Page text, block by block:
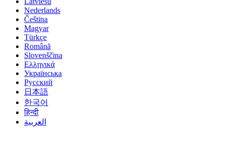
Nederlands
Čeština
Magyar
Türkçe
Română
Slovenščina
Ελληνικά
Українська
Русский
日本語
한국어
हिन्दी
العربية